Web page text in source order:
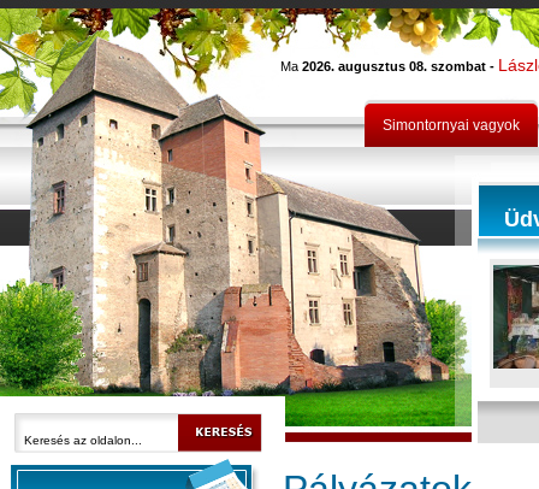
Ma 2026. augusztus 08. szombat -
Simontornyai vagyok